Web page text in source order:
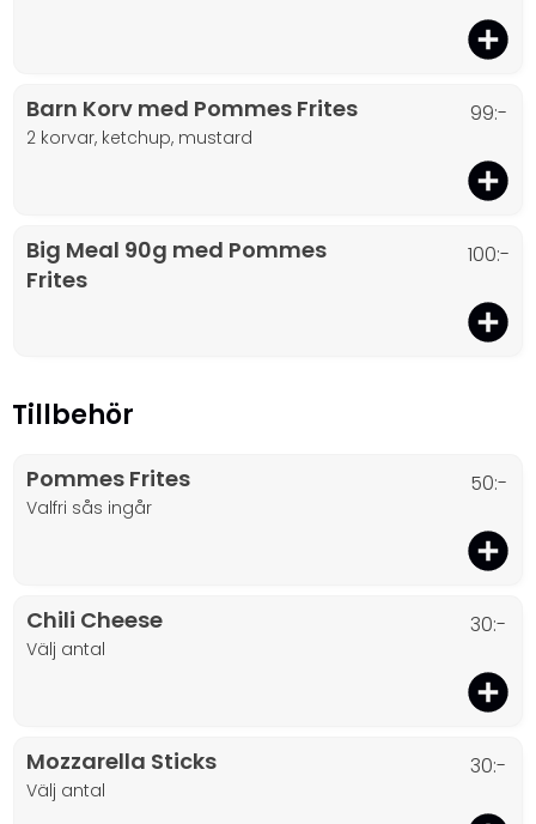
Barn Korv med Pommes Frites
2 korvar, ketchup, mustard
99:-
Big Meal 90g med Pommes
Frites
100:-
Tillbehör
Pommes Frites
valfri sås ingår
50:-
Chili Cheese
välj antal
30:-
Mozzarella Sticks
välj antal
30:-